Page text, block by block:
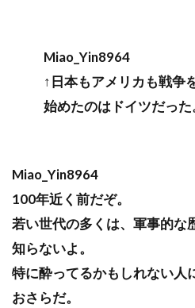
Miao_Yin8964
↑日本もアメリカも戦争
始めたのはドイツだった
Miao_Yin8964
100年近く前だぞ。
若い世代の多くは、軍事的な
知らないよ。
特に酔ってるかもしれない人
おさらだ。